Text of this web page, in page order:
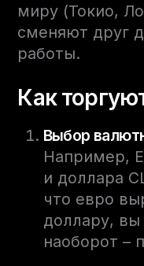
миру (Токио,
сменяют друг
работы.
Как
Выбор
Например,
и доллара
что евро
доллару, вы
наоборот –